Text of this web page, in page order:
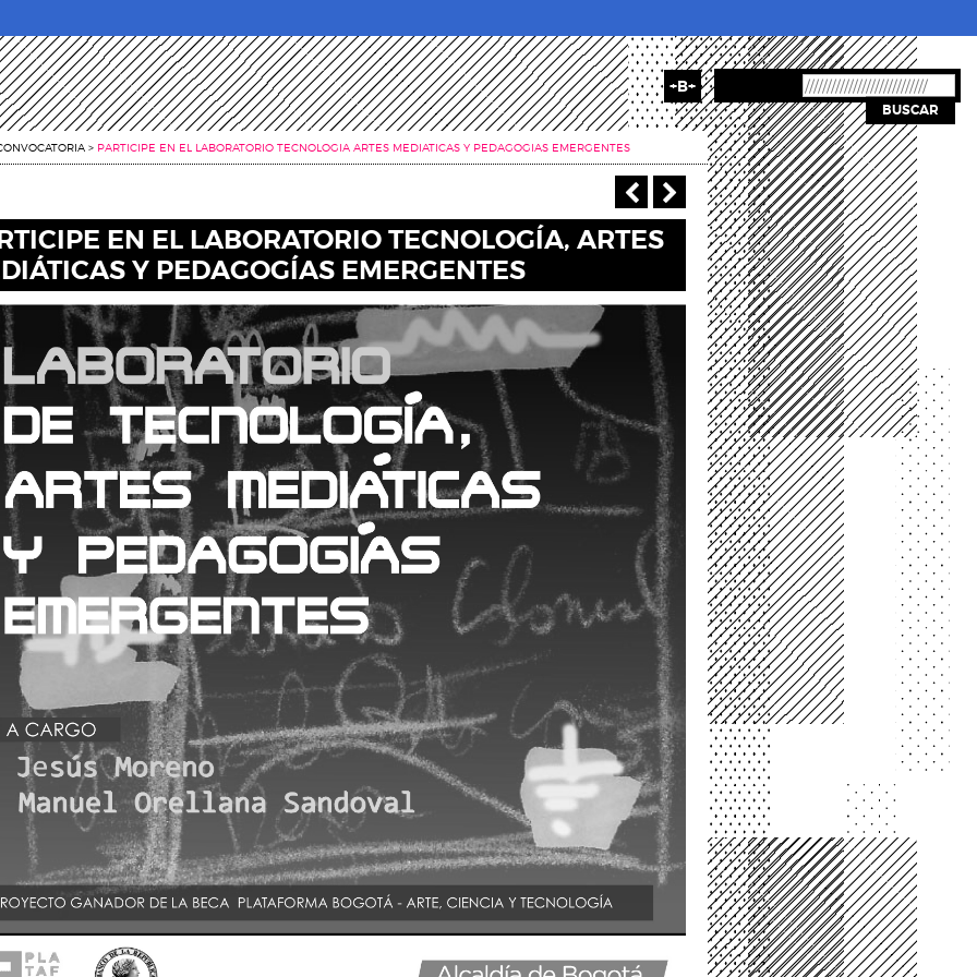
BUSCAR
+B+
> PARTICIPE EN EL LABORATORIO TECNOLOGIA ARTES MEDIATICAS Y PEDAGOGIAS EMERGENTES
‹ AnteriorSiguiente >
EN EL LABORATORIO TECNOLOGÍA, ARTES
Y PEDAGOGÍAS EMERGENTES